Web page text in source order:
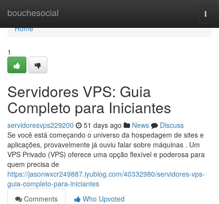
bouchesocial
Home
Home
1
Servidores VPS: Guia
Completo para Iniciantes
servidoresvps229200 51 days ago News
Discuss
Se você está começando o universo da hospedagem de sites e
aplicações, provavelmente já ouviu falar sobre máquinas . Um
VPS Privado (VPS) oferece uma opção flexível e poderosa para
quem precisa de
https://jasonwxcr249887.iyublog.com/40332980/servidores-vps-
guia-completo-para-iniciantes
Comments
Who Upvoted